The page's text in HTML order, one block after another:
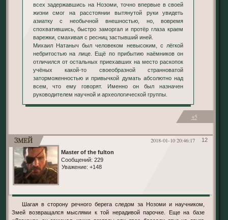
всех задержавшись на Нозоми, точно впервые в своей
жизни смог на расстоянии вытянутой руки увидеть
азиатку с необычной внешностью, но, вовремя
спохватившись, быстро заморгал и протёр глаза краем
варежки, смахивая с ресниц застывший иней.
Михаил Натаныч был человеком невысоким, с лёгкой
небритостью на лице. Ещё по прибытию наёмников он
отличился от остальных приехавших на место раскопок
учёных какой-то своеобразной странноватой
заторможенностью и привычкой думать абсолютно над
всем, что ему говорят. Именно он был назначен
руководителем научной и археологической группы.
+5
12
2018-01-10 20:46:17
Змей
Master of the fulton
Сообщений: 229
Уважение: +148
Шагая в сторону речного берега следом за Нозоми и научником,
Змей возвращался мыслями к той нерадивой парочке. Еще на базе